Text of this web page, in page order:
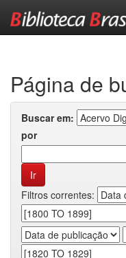
Página de
Buscar em:
por
Filtros correntes: